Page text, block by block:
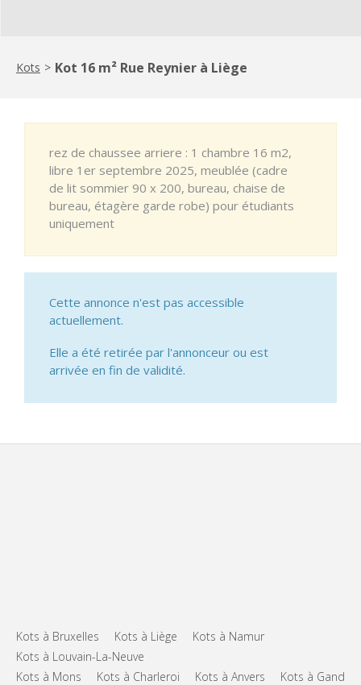
Kots > Kot 16 m² Rue Reynier à Liège
rez de chaussee arriere : 1 chambre 16 m2,
libre 1er septembre 2025, meublée (cadre
de lit sommier 90 x 200, bureau, chaise de
bureau, étagère garde robe) pour étudiants
uniquement
Cette annonce n'est pas accessible
actuellement.
Elle a été retirée par l'annonceur ou est
arrivée en fin de validité.
Kots à Bruxelles Kots à Liège
Kots à Namur
Kots à Louvain-La-Neuve
Kots à Mons
Kots à Charleroi Kots à Anvers Kots à Gand